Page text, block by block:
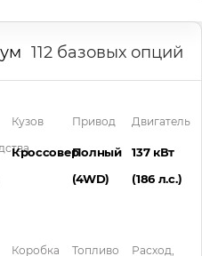
112 базовых опций
Кузов
Кроссовер
Привод
Полный
(4WD)
Двигатель
137 кВт
(186 л.с.)
Коробка Топливо
Расход,